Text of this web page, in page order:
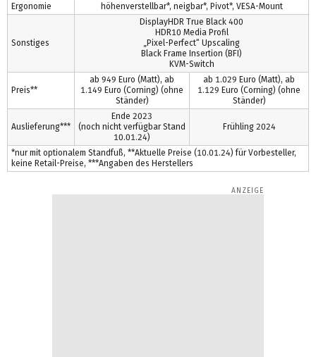
Ergonomie
höhenverstellbar*, neigbar*, Pivot*, VESA-Mount
Sonstiges
DisplayHDR True Black 400
HDR10 Media Profil
„Pixel-Perfect“ Upscaling
Black Frame Insertion (BFI)
KVM-Switch
Preis**
ab 949 Euro (Matt), ab
1.149 Euro (Corning) (ohne
Ständer)
ab 1.029 Euro (Matt), ab
1.129 Euro (Corning) (ohne
Ständer)
Auslieferung***
Ende 2023
(noch nicht verfügbar Stand
10.01.24)
Frühling 2024
*nur mit optionalem Standfuß, **Aktuelle Preise (10.01.24) für Vorbesteller,
keine Retail-Preise, ***Angaben des Herstellers